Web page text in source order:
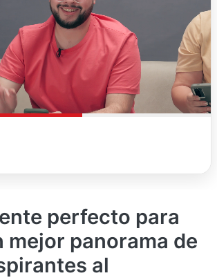
perfecto para
mejor panorama de
al